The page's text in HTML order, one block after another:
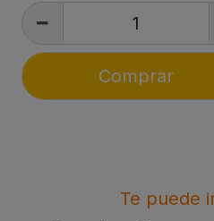
Comprar
Te puede